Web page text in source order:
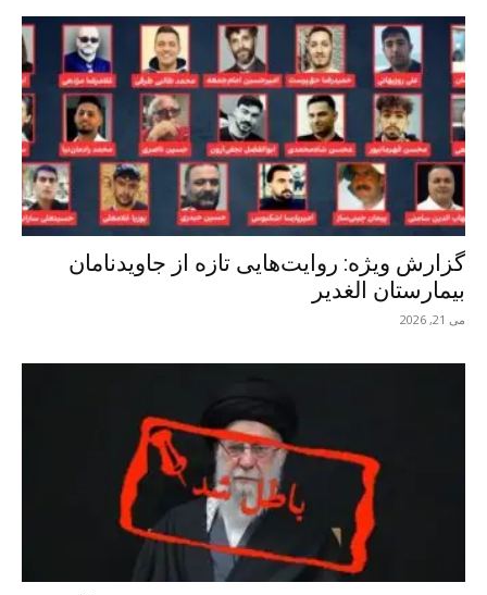
گزارش ویژه: روایت‌هایی تازه از جاوید‌نامان
بیمارستان الغدیر
می 21, 2026